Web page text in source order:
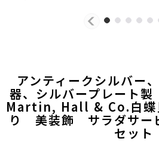
アンティークシルバー
器、シルバープレート
Martin, Hall & Co.白蝶
り 美装飾 サラダサー
セット